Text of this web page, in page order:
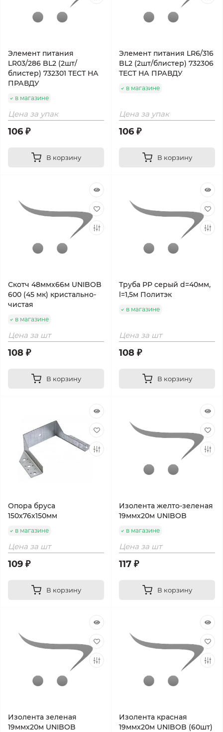
Элемент питания
LR03/286 BL2 (2шт/
блистер) 732301 ТЕСТ НА
ПРАВДУ
в магазине
Цена за упак
106 ₽
В корзину
Элемент питания LR6/316
BL2 (2шт/блистер) 732306
ТЕСТ НА ПРАВДУ
в магазине
Цена за упак
106 ₽
В корзину
Скотч 48ммх66м UNIBOB
600 (45 мк) кристально-
чистая
в магазине
Цена за шт
108 ₽
В корзину
Труба РР серый d=40мм,
l=1,5м Политэк
в магазине
Цена за шт
108 ₽
В корзину
Опора бруса
150х76х150мм
в магазине
Цена за шт
109 ₽
В корзину
Изолента желто-зеленая
19ммх20м UNIBOB
в магазине
Цена за шт
117 ₽
В корзину
Изолента зеленая
19ммх20м UNIBOB
Изолента красная
19ммх20м UNIBOB (60шт)